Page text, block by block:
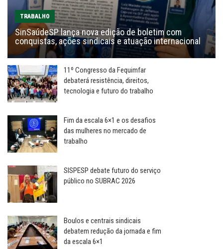
TRABALHO
SinSaúdeSP lança nova edição de boletim com
conquistas, ações sindicais e atuação internacional
11º Congresso da Fequimfar
debaterá resistência, direitos,
tecnologia e futuro do trabalho
Fim da escala 6×1 e os desafios
das mulheres no mercado de
trabalho
SISPESP debate futuro do serviço
público no SUBRAC 2026
Boulos e centrais sindicais
debatem redução da jornada e fim
da escala 6×1